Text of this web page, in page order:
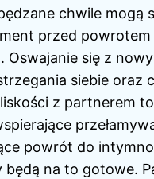
chwile mogą
przed powrotem
Oswajanie się z
siebie oraz
z partnerem
powrót do
będą na to gotowe.